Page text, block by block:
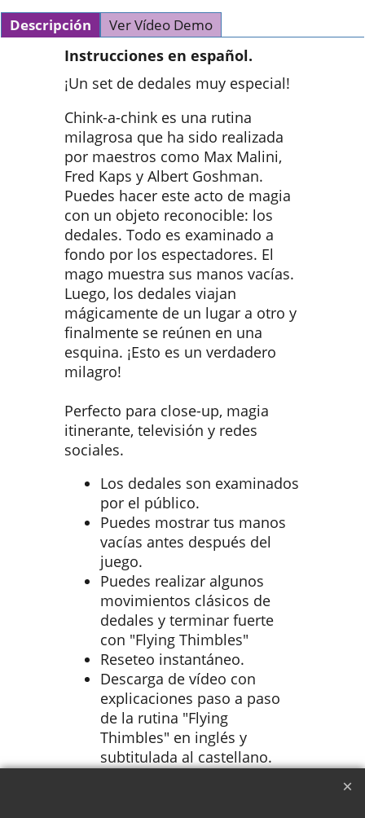
Descripción Ver Vídeo Demo
Instrucciones en español.
¡Un set de dedales muy especial!
Chink-a-chink es una rutina
milagrosa que ha sido realizada
por maestros como Max Malini,
Fred Kaps y Albert Goshman.
Puedes hacer este acto de magia
con un objeto reconocible: los
dedales. Todo es examinado a
fondo por los espectadores. El
mago muestra sus manos vacías.
Luego, los dedales viajan
mágicamente de un lugar a otro y
finalmente se reúnen en una
esquina. ¡Esto es un verdadero
milagro!
Perfecto para close-up, magia
itinerante, televisión y redes
sociales.
Los dedales son examinados
por el público.
Puedes mostrar tus manos
vacías antes después del
juego.
Puedes realizar algunos
movimientos clásicos de
dedales y terminar fuerte
con "Flying Thimbles"
Reseteo instantáneo.
Descarga de vídeo con
explicaciones paso a paso
de la rutina "Flying
Thimbles" en inglés y
subtitulada al castellano.